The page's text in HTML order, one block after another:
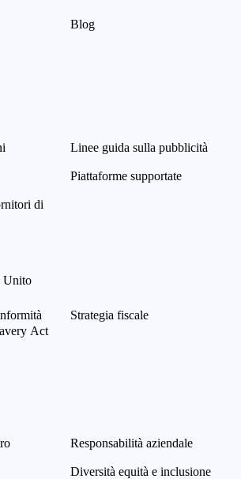
Blog
di
Linee guida sulla pubblicità
Piattaforme supportate
Unito
Act
Strategia fiscale
Responsabilità aziendale
Diversità equità e inclusione